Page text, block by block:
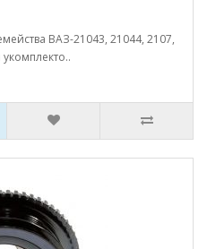
ВАЗ-21043, 21044, 2107,